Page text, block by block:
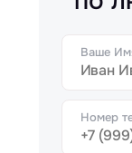
Ваше
Номер